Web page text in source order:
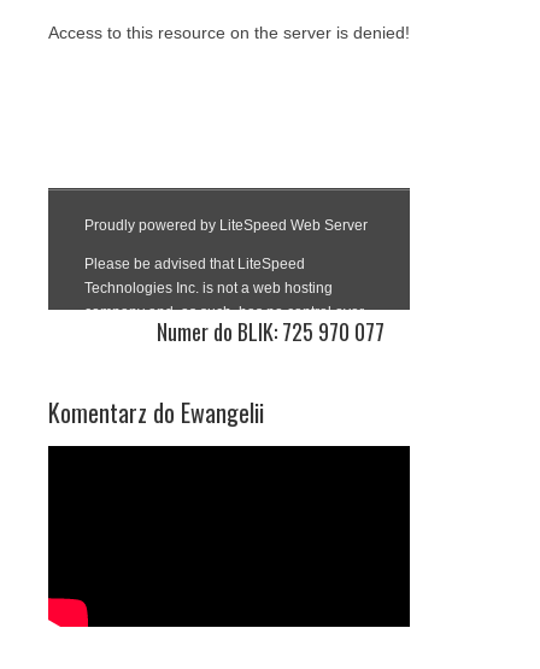
Numer do BLIK: 725 970 077
Komentarz do Ewangelii